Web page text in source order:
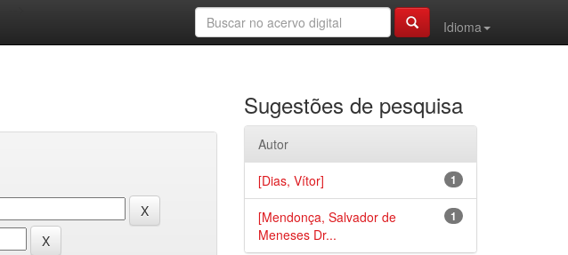
Idioma
Sugestões de pesquisa
Autor
1
[Dias, Vítor]
1
[Mendonça, Salvador de
Meneses Dr...